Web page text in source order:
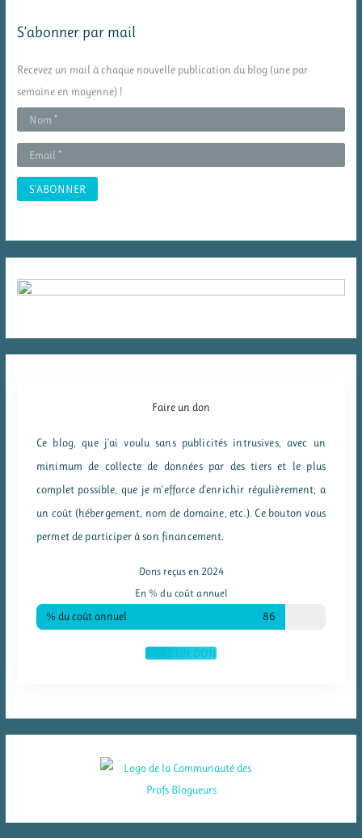
r
:
S’abonner par mail
Recevez un mail à chaque nouvelle publication du blog (une par
semaine en moyenne) !
Faire un don
Ce blog, que j'ai voulu sans publicités intrusives, avec un
minimum de collecte de données par des tiers et le plus
complet possible, que je m'efforce d'enrichir régulièrement, a
un coût (hébergement, nom de domaine, etc.). Ce bouton vous
permet de participer à son financement.
Dons reçus en 2024
En % du coût annuel
% du coût annuel 86
FAIRE UN DON